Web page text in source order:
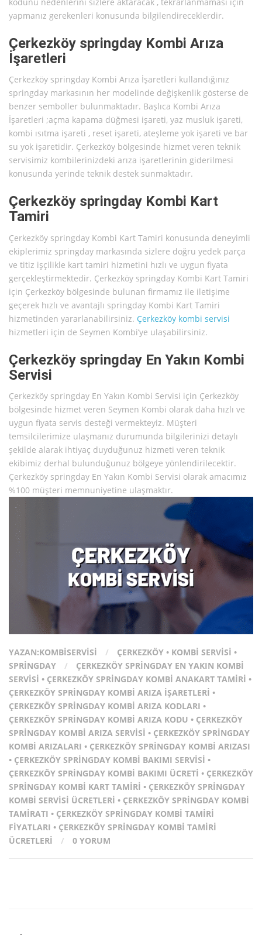
yapmanız gerekenleri konusunda bilgilendireceklerdir.
Çerkezköy springday Kombi Arıza
İşaretleri
Çerkezköy springday Kombi Arıza İşaretleri kullandığınız
springday markasının her modelinde değişkenlik gösterse de
benzer semboller bulunmaktadır. Başlıca Kombi Arıza
İşaretleri ;açma kapama düğmesi işareti, yaz musluk işareti,
kombi ısıtma işareti , reset işareti, ateşleme yok işareti ve bar
su yok işaretidir. Çerkezköy bölgesinde hizmet veren teknik
servisimiz kombilerinizdeki arıza işaretlerinin giderilmesi
konusunda yerinde teknik destek sunmaktadır.
Çerkezköy springday Kombi Kart
Tamiri
Çerkezköy springday Kombi Kart Tamiri konusunda deneyimli
ekiplerimiz springday markasında sizlere doğru yedek parça
ve titiz işçilikle kart tamiri hizmetini hızlı ve uygun fiyata
gerçekleştirmektedir. Çerkezköy springday Kombi Kart Tamiri
için Çerkezköy bölgesinde bulunan firmamız ile iletişime
geçerek hızlı ve avantajlı springday Kombi Kart Tamiri
hizmetinden yararlanabilirsiniz. Çerkezköy kombi servisi
hizmetleri için de Seymen Kombi’ye ulaşabilirsiniz.
Çerkezköy springday En Yakın Kombi
Servisi
Çerkezköy springday En Yakın Kombi Servisi için Çerkezköy
bölgesinde hizmet veren Seymen Kombi olarak daha hızlı ve
uygun fiyata servis desteği vermekteyiz. Müşteri
temsilcilerimize ulaşmanız durumunda bilgilerinizi detaylı
şekilde alarak ihtiyaç duyduğunuz hizmeti veren teknik
ekibimiz derhal bulunduğunuz bölgeye yönlendirilecektir.
Çerkezköy springday En Yakın Kombi Servisi olarak amacımız
%100 müşteri memnuniyetine ulaşmaktır.
YAZAN:KOMBISERVISI / ÇERKEZKÖY • KOMBI SERVISI •
SPRINGDAY
/
ÇERKEZKÖY SPRINGDAY EN YAKIN KOMBI
SERVISI • ÇERKEZKÖY SPRINGDAY KOMBI ANAKART TAMIRI •
ÇERKEZKÖY SPRINGDAY KOMBI ARIZA İŞARETLERI •
ÇERKEZKÖY SPRINGDAY KOMBI ARIZA KODLARI •
ÇERKEZKÖY SPRINGDAY KOMBI ARIZA KODU • ÇERKEZKÖY
SPRINGDAY KOMBI ARIZA SERVISI • ÇERKEZKÖY SPRINGDAY
KOMBI ARIZALARI • ÇERKEZKÖY SPRINGDAY KOMBI ARIZASI
• ÇERKEZKÖY SPRINGDAY KOMBI BAKIMI SERVISI •
ÇERKEZKÖY SPRINGDAY KOMBI BAKIMI ÜCRETI • ÇERKEZKÖY
SPRINGDAY KOMBI KART TAMIRI • ÇERKEZKÖY SPRINGDAY
KOMBI SERVISI ÜCRETLERI • ÇERKEZKÖY SPRINGDAY KOMBI
TAMIRATI • ÇERKEZKÖY SPRINGDAY KOMBI TAMIRI
FIYATLARI • ÇERKEZKÖY SPRINGDAY KOMBI TAMIRI
ÜCRETLERI
/ 0 YORUM